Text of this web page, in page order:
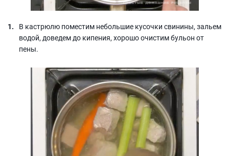
В кастрюлю поместим небольшие кусочки свинины, зальем
водой, доведем до кипения, хорошо очистим бульон от
пены.